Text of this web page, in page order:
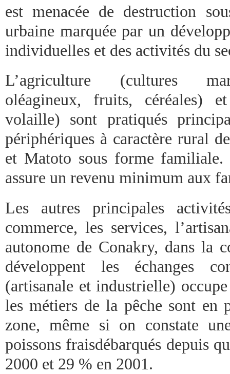
est menacée de destruction
urbaine marquée par un
individuelles et des activités du
L’agriculture (cultures
oléagineux, fruits, céréales)
volaille) sont pratiqués
périphériques à caractère rural
et Matoto sous forme familiale.
assure un revenu minimum aux
Les autres principales
commerce, les services,
autonome de Conakry, dans la
développent les échanges
(artisanale et industrielle)
les métiers de la pêche sont en
zone, même si on constate
poissons fraisdébarqués depuis
2000 et 29 % en 2001.